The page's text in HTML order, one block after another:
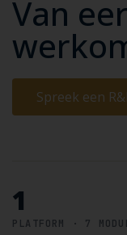
Van
Spreek een
1
PLATFORM · 7